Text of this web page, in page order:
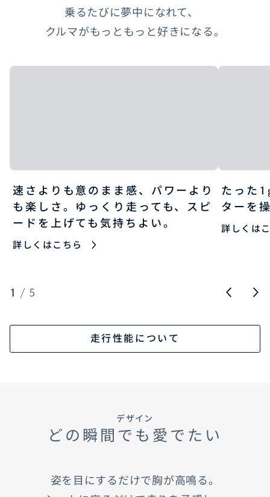
乗るたびに夢中になれて、
クルマがもっともっと好きになる。
速さよりも意のまま感、パワーより
も楽しさ。ゆっくり走っても、スピ
ードを上げても気持ちよい。
詳しくはこちら
たった
ターを
詳しくは
1 / 5
走行性能について
デザイン
どの瞬間でも愛でたい
姿を目にするだけで胸が高鳴る。